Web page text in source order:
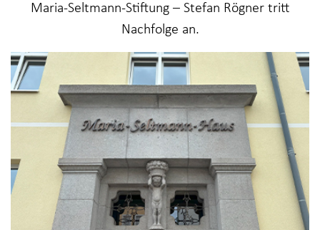
Maria-Seltmann-Stiftung – Stefan Rögner tritt
Nachfolge an.